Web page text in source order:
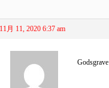
11月 11, 2020 6:37 am
Godsgrave